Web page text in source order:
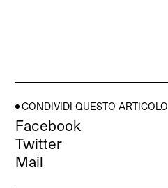
CONDIVIDI QUESTO ARTICOLO
Facebook
Twitter
Mail